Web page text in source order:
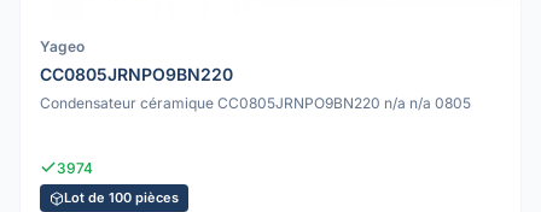
Yageo
CC0805JRNPO9BN220
Condensateur céramique CC0805JRNPO9BN220 n/a n/a 0805
3974
Lot de 100 pièces